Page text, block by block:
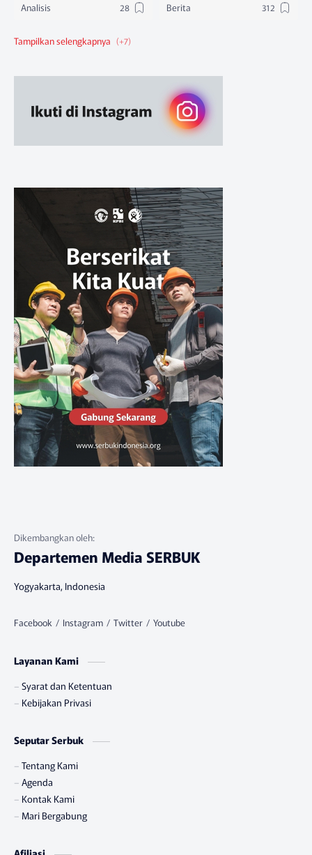
Analisis Berita
Berita Federasi
Ruang Belajar Sikap
Departemen Media SERBUK
Yogyakarta, Indonesia
Layanan Kami
Syarat dan Ketentuan
Kebijakan Privasi
Seputar Serbuk
Tentang Kami
Agenda
Kontak Kami
Mari Bergabung